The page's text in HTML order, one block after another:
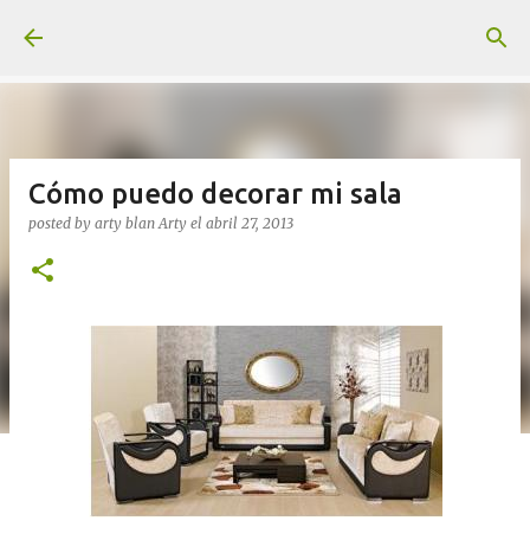
Cómo puedo decorar mi sala
posted by arty blanArty el abril 27, 2013